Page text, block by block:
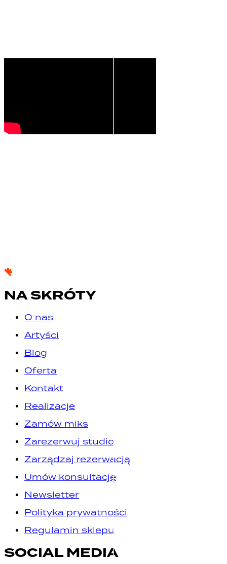
NA SKRÓTY
O nas
Artyści
Blog
Oferta
Kontakt
Realizacje
Zamów miks
Zarezerwuj studio
Zarządzaj rezerwacją
Umów konsultację
Newsletter
Polityka prywatności
Regulamin sklepu
SOCIAL MEDIA